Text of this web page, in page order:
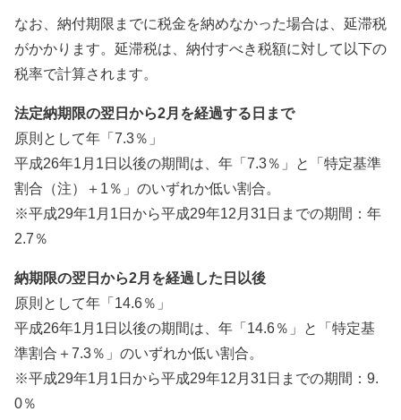
なお、納付期限までに税金を納めなかった場合は、延滞税
がかかります。延滞税は、納付すべき税額に対して以下の
税率で計算されます。
法定納期限の翌日から2月を経過する日まで
原則として年「7.3％」
平成26年1月1日以後の期間は、 年「7.3％」と「特定基準
割合（注）＋1％」のいずれか低い割合。
※平成29年1月1日から平成29年12月31日までの期間：年
2.7％
納期限の翌日から2月を経過した日以後
原則として年「14.6％」
平成26年1月1日以後の期間は、 年「14.6％」と「特定基
準割合＋7.3％」のいずれか低い割合。
※平成29年1月1日から平成29年12月31日までの期間：9.
0％